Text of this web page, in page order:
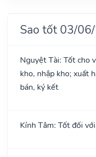
Sao tốt 03/
Nguyệt Tài: Tốt cho
kho, nhập kho; xuất
bán, ký kết
Kính Tâm: Tốt đối